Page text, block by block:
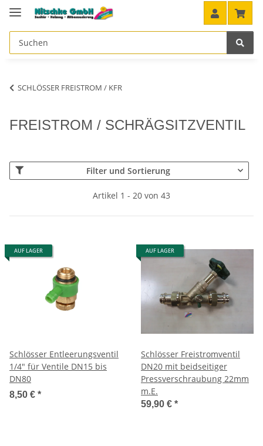
SCHLÖSSER FREISTROM / KFR
FREISTROM / SCHRÄGSITZVENTIL
Filter und Sortierung
Artikel 1 - 20 von 43
AUF LAGER
Schlösser Entleerungsventil
1/4" für Ventile DN15 bis
DN80
8,50 € *
AUF LAGER
Schlösser Freistromventil
DN20 mit beidseitiger
Pressverschraubung 22mm
m.E.
59,90 € *